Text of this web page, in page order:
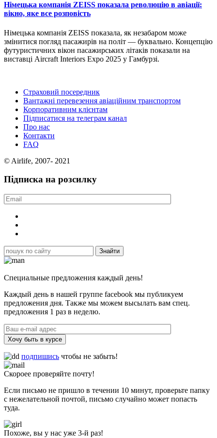
Німецька компанія ZEISS показала революцію в авіації:
вікно, яке все розповість
Німецька компанія ZEISS показала, як незабаром може
змінитися погляд пасажирів на політ — буквально. Концепцію
футуристичних вікон пасажирських літаків показали на
виставці Aircraft Interiors Expo 2025 у Гамбурзі.
Страховий посередник
Вантажні перевезення авіаційним транспортом
Корпоративним клієнтам
Підписатися на телеграм канал
Про нас
Контакти
FAQ
© Airlife, 2007- 2021
Підписка на розсилку
Специальные предложения каждый день!
Каждый день в нашей группе facebook мы публикуем
предложения дня. Также мы можем высылать вам спец.
предложения 1 раз в неделю.
Хочу быть в курсе
подпишись чтобы не забыть!
Скороее проверяйте почту!
Если письмо не пришло в течении 10 минут, проверьте папку
с нежелательной почтой, письмо случайно может попасть
туда.
Похоже, вы у нас уже 3-й раз!